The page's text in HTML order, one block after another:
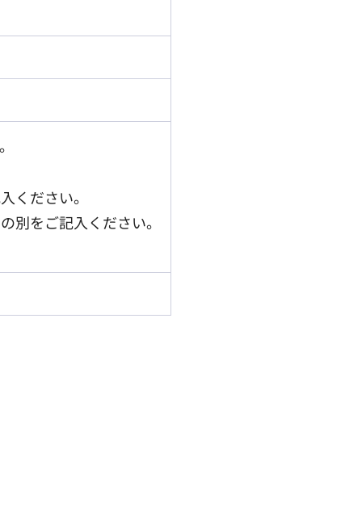
ください。
別をご記入ください。